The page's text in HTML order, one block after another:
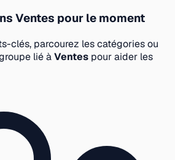
Ventes pour le moment
clés, parcourez les catégories ou
lié àVentes pour aider les